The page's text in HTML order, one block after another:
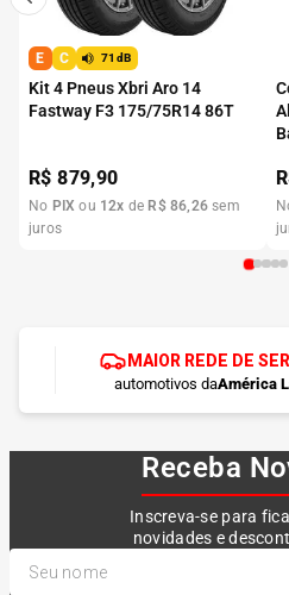
E C 71dB
Kit 4 Pneus Xbri Aro 14
Fastway F3 175/75R14 86T
R$879,90
No PIX ou 12x de R$ 86,26 sem
juros
MAIOR REDE DE
automotivos daAmérica
Receba
Inscreva-se para
novidades e